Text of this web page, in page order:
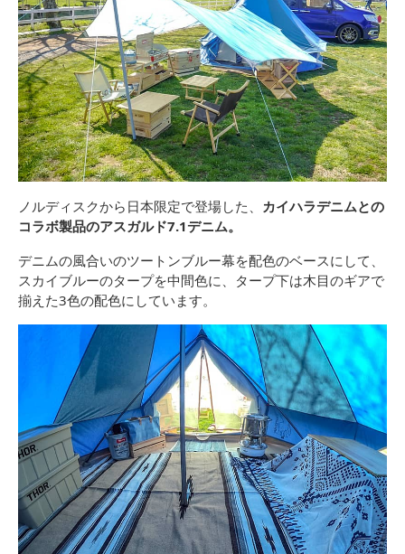
ノルディスクから日本限定で登場した、 カイハラデニムとの
コラボ製品のアスガルド7.1デニム。
デニムの風合いのツートンブルー幕を配色のベースにして、
スカイブルーのタープを中間色に、タープ下は木目のギアで
揃えた3色の配色にしています。